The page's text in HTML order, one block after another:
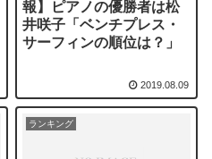
報】ピアノの優勝者は松
井咲子「ベンチプレス・
サーフィンの順位は？」
2019.08.09
ランキング